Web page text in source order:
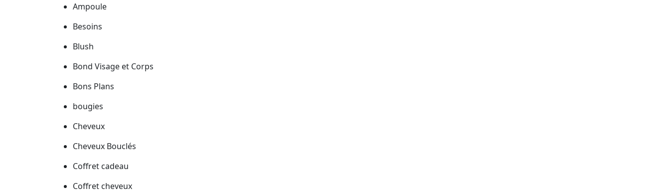
Ampoule
Besoins
Blush
Bond Visage et Corps
Bons Plans
bougies
Cheveux
Cheveux Bouclés
Coffret cadeau
Coffret cheveux